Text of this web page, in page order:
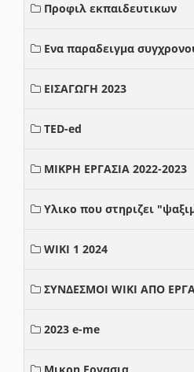
Προφιλ εκπαιδευτικων
Ενα παραδειγμα
ΕΙΣΑΓΩΓΗ 2023
TED-ed
ΜΙΚΡΗ ΕΡΓΑΣΙΑ 2022-2023
Υλικο που στηριζει
WIKI 1 2024
ΣΥΝΔΕΣΜΟΙ WIKI ΑΠΟ
2023 e-me